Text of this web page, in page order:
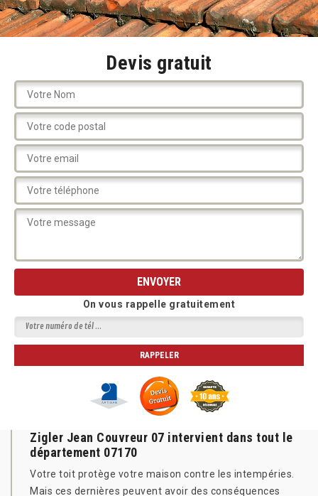
Devis gratuit
On vous rappelle gratuitement
Zigler Jean Couvreur 07 intervient dans tout le
département 07170
Votre toit protège votre maison contre les intempéries.
Mais ces dernières peuvent avoir des conséquences